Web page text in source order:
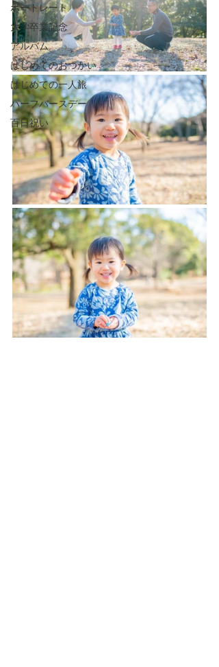
ポートレート
大学卒業記念
アルバム
はじめてのおつかい
はじめての一人旅
ハーフバースデー
百日祝い